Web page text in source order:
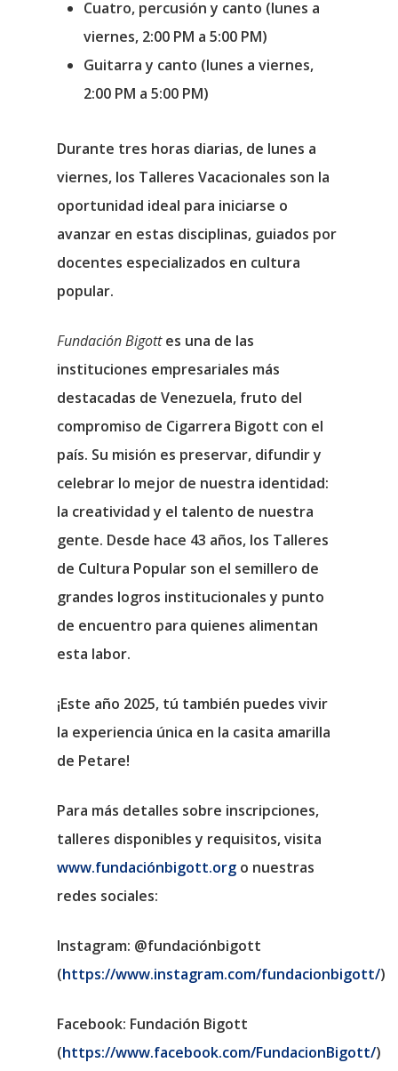
Cuatro, percusión y canto (lunes a
viernes, 2:00 PM a 5:00 PM)
Guitarra y canto (lunes a viernes,
2:00 PM a 5:00 PM)
Durante tres horas diarias, de lunes a
viernes, los Talleres Vacacionales son la
oportunidad ideal para iniciarse o
avanzar en estas disciplinas, guiados por
docentes especializados en cultura
popular.
Fundación Bigottes una de las
instituciones empresariales más
destacadas de Venezuela, fruto del
compromiso de Cigarrera Bigott con el
país. Su misión es preservar, difundir y
celebrar lo mejor de nuestra identidad:
la creatividad y el talento de nuestra
gente. Desde hace 43 años, los Talleres
de Cultura Popular son el semillero de
grandes logros institucionales y punto
de encuentro para quienes alimentan
esta labor.
¡Este año 2025, tú también puedes vivir
la experiencia única en la casita amarilla
de Petare!
Para más detalles sobre inscripciones,
talleres disponibles y requisitos, visita
www.fundaciónbigott.org o nuestras
redes sociales:
Instagram: @fundaciónbigott
(https://www.instagram.com/fundacionbigott/)
Facebook: Fundación Bigott
(https://www.facebook.com/FundacionBigott/)